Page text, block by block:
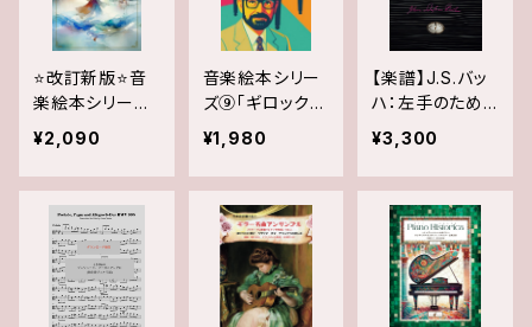
⭐️改訂新版⭐️音
楽絵本シリーズ
①「ブルグミュラ
ー絵本: 『25の
練習曲』に基づく
25の物語 」
¥2,090
音楽絵本シリー
ズ⑨「ギロック絵
本: AIイラストと
創作物語で楽し
む新しい音楽の
読み方」
¥1,980
【楽譜】J.S.バッ
ハ：左手のため
の24の小前奏曲
¥3,300